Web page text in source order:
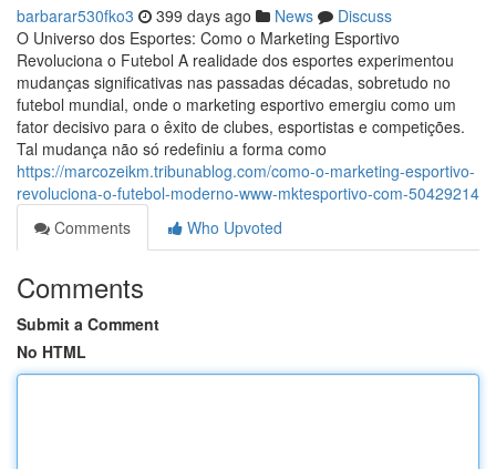
barbarar530fko3 399 days ago News
Discuss
O Universo dos Esportes: Como o Marketing Esportivo
Revoluciona o Futebol A realidade dos esportes experimentou
mudanças significativas nas passadas décadas, sobretudo no
futebol mundial, onde o marketing esportivo emergiu como um
fator decisivo para o êxito de clubes, esportistas e competições.
Tal mudança não só redefiniu a forma como
https://marcozeikm.tribunablog.com/como-o-marketing-esportivo-
revoluciona-o-futebol-moderno-www-mktesportivo-com-50429214
Comments
Who Upvoted
Comments
Submit a Comment
No HTML